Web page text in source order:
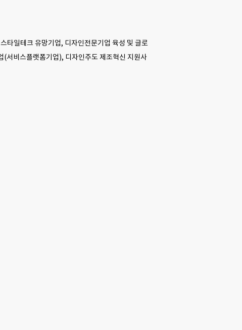
타일테크 유망기업, 디자인전문기업 육성 및 글로
서비스플랫폼기업), 디자인주도 제조혁신 지원사